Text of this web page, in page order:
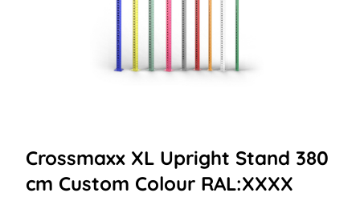
Crossmaxx XL Upright Stand 380
cm Custom Colour RAL:XXXX